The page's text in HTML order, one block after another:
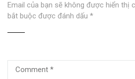
Email của bạn sẽ không được hiển thị
bắt buộc được đánh dấu *